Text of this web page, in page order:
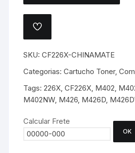
HP
CF226X
–
CHINAMATE
ADICIONAR
DE
DESEJOS.
SKU:CF226X-CHINAMATE
Categorias:Cartucho Toner,
Tags:226X,CF226X, M402,
M402NW, M426, M426D,
Calcular Frete
OK